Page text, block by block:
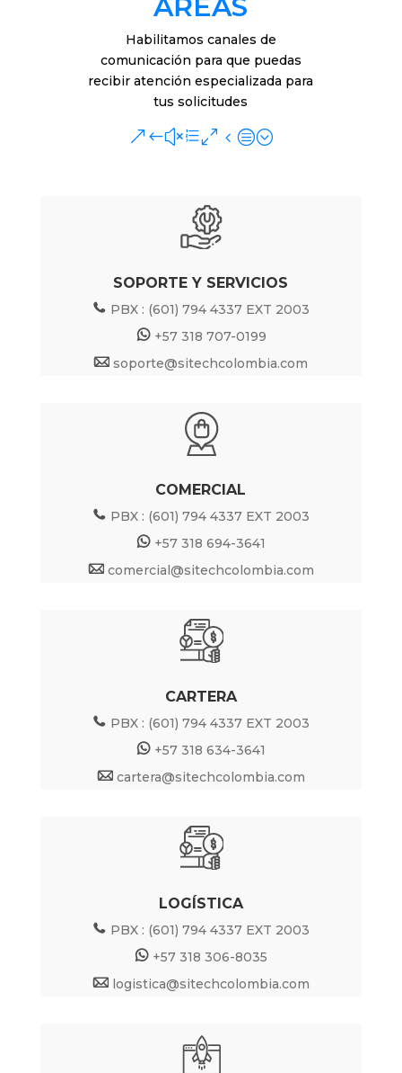
AŔEAS
Habilitamos canales de
comunicación para que puedas
recibir atención especializada para
tus solicitudes
&#xe04c;
SOPORTE Y SERVICIOS
PBX : (601) 794 4337 EXT 2003
+57 318 707-0199
soporte@sitechcolombia.com
COMERCIAL
PBX : (601) 794 4337 EXT 2003
+57 318 694-3641
comercial@sitechcolombia.com
CARTERA
PBX : (601) 794 4337 EXT 2003
+57 318 634-3641
cartera@sitechcolombia.com
LOGÍSTICA
PBX : (601) 794 4337 EXT 2003
+57 318 306-8035
logistica@sitechcolombia.com